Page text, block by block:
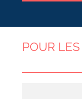
POUR